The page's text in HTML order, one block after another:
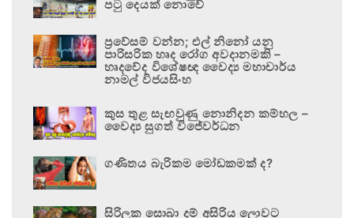
පටු දෙයක් නොවේ
ප්‍රවේසම් වන්න; එල් නිනෝ යනු
පාරිසරික හෘද රෝග අවදානමකි –
හෘදවේද විශේෂඥ වෛද්‍ය මහාචාර්ය
නාමල් විජයසිංහ
කුස තුළ සැඟවුණු නොනිදන කම්හල –
වෛද්‍ය සුගත් විජේවර්ධන
ගණිතය බැරිකම මෝඩකමක් ද?
සිරිලක සොබා දම් අසිරිය ලොවට